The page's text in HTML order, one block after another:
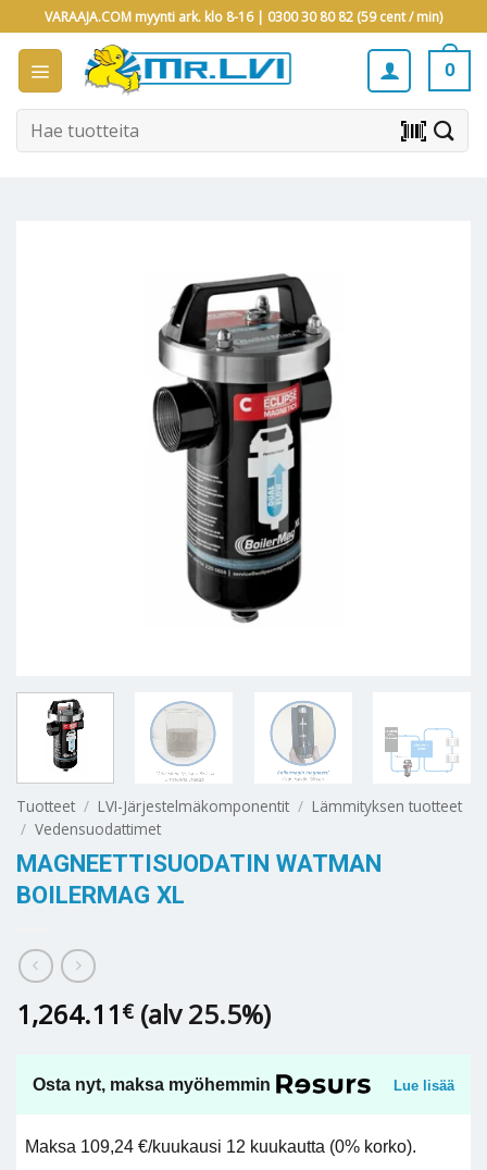
to
content
VARAAJA.COM myynti ark. klo 8-16 | 0300 30 80 82 (59 cent / min)
0
Etsi: barcode_scanner
Tuotteet / LVI-Järjestelmäkomponentit / Lämmityksen tuotteet
/ Vedensuodattimet
MAGNEETTISUODATIN WATMAN
BOILERMAG XL
1,264.11 € (alv 25.5%)
Osta nyt, maksa myöhemmin Lue lisää
Maksa 109,24 €/kuukausi 12 kuukautta (0% korko).